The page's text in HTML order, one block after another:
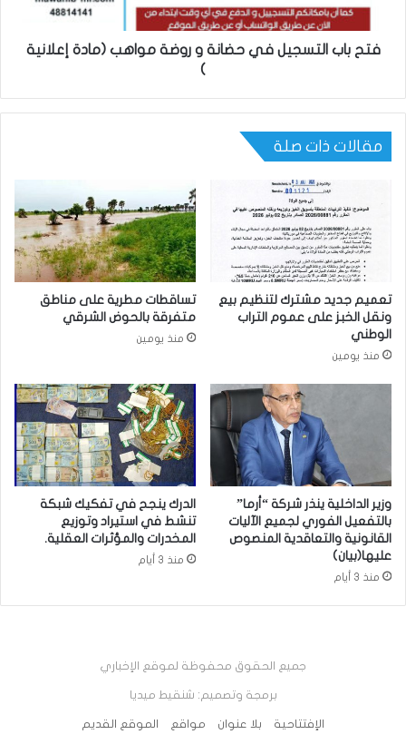
فتح باب التسجيل في حضانة و روضة مواهب (مادة إعلانية
)
مقالات ذات صلة
تعميم جديد مشترك لتنظيم بيع
ونقل الخبز على عموم التراب
الوطني
منذ يومين
تساقطات مطرية على مناطق
متفرقة بالحوض الشرقي
منذ يومين
وزير الداخلية ينذر شركة “أرما”
بالتفعيل الفوري لجميع الآليات
القانونية والتعاقدية المنصوص
عليها(بيان)
منذ 3 أيام
الدرك ينجح في تفكيك شبكة
تنشط في استيراد وتوزيع
المخدرات والمؤثرات العقلية.
منذ 3 أيام
جميع الحقوق محفوظة لموقع الإخباري
برمجة وتصميم: شنقيط ميديا
الإفتتاحية بلا عنوان مواقع الموقع القديم